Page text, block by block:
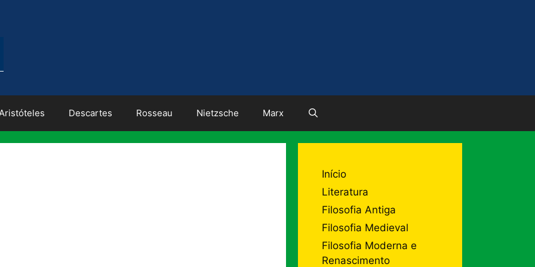
Descartes Rosseau Nietzsche Marx
Início
Literatura
Filosofia Antiga
Filosofia Medieval
Filosofia Moderna e
Renascimento